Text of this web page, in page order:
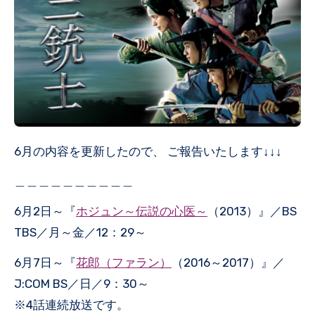
6月の内容を更新したので、 ご報告いたします↓↓↓
6月2日～『ホジュン～伝説の心医～
（2013）』／BS
TBS／月～金／12：29～
6月7日～『花郎（ファラン）
（2016～2017）』／
J:COM BS／日／9：30～
※4話連続放送です。